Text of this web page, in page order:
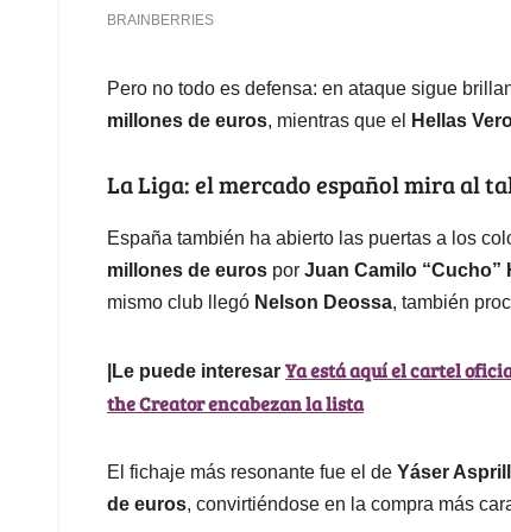
Pero no todo es defensa: en ataque sigue
millones de euros, mientras que el Hellas
La Liga: el mercado español mira al
España también ha abierto las puertas a los
millones de euros por Juan Camilo “Cucho”
mismo club llegó Nelson Deossa, también
|Le puede interesar Ya está aquí el cartel
the Creator encabezan la lista
El fichaje más resonante fue el de Yáser
de euros, convirtiéndose en la compra más